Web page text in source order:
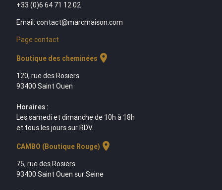
+33 (0)6 64 71 12 02
Email: contact@marcmaison.com
Page contact
Boutique des cheminées location_on
120, rue des Rosiers
93400 Saint Ouen
Horaires :
Les samedi et dimanche de 10h à 18h
et tous les jours sur RDV.
CAMBO (Boutique Rouge) location_on
75, rue des Rosiers
93400 Saint Ouen sur Seine